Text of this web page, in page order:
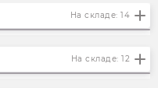
На складе: 14
На складе: 12